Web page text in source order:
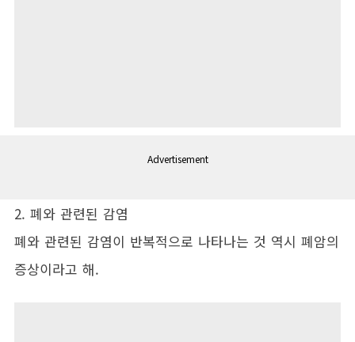
Advertisement
2. 폐와 관련된 감염
폐와 관련된 감염이 반복적으로 나타나는 것 역시 폐암의
증상이라고 해.